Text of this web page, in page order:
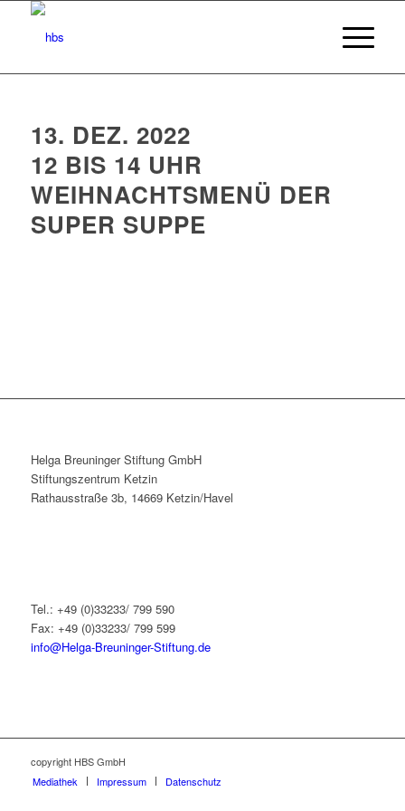
13. DEZ. 2022
12 BIS 14 UHR
WEIHNACHTSMENÜ DER
SUPER SUPPE
Helga Breuninger Stiftung GmbH
Stiftungszentrum Ketzin
Rathausstraße 3b, 14669 Ketzin/Havel
Tel.: +49 (0)33233/ 799 590
Fax: +49 (0)33233/ 799 599
info@Helga-Breuninger-Stiftung.de
copyright HBS GmbH
Mediathek
Impressum Datenschutz